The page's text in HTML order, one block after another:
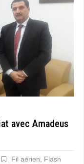
avec Amadeus
Fil aérien
Flash